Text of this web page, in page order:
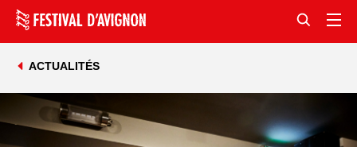
ACTUALITÉS